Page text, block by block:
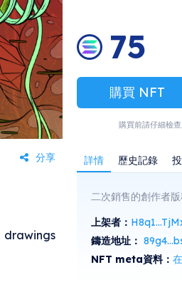
分享
75
購買 NFT
購買前請仔細檢
詳情 歷史記錄
二次銷售的創作者版
上架者：
鑄造地址：
NFT meta資料：